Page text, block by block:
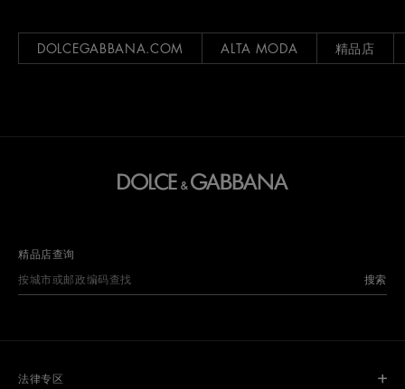
DOLCEGABBANA.COM ALTA MODA 精品店
精品店查询
搜索
法律专区